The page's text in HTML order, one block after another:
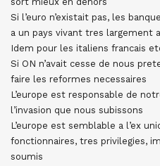
Si l’euro n’existait pas, les
a un pays vivant tres largement
Idem pour les italiens francais
Si ON n’avait cesse de nous
faire les reformes necessaires
L’europe est responsable de
l’invasion que nous subissons
L’europe est semblable a l’ex
fonctionnaires, tres privilegies,
soumis